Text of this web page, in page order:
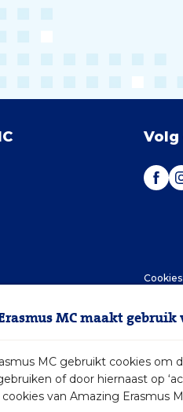
Volg
Cookies
MC maakt gebruik
MC gebruikt cookies om
of door hiernaast op
van Amazing Erasmus